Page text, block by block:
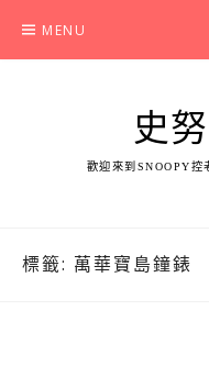
content
MENU
史
歡迎來到SNOOPY控
標籤: 萬華寶島鐘錶